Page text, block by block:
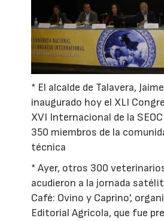
* El alcalde de Talavera,
inaugurado hoy el XLI
XVI Internacional de la
350 miembros de la
técnica
* Ayer, otros 300
acudieron a la jornada
Café: Ovino y Caprino',
Editorial Agrícola, que fue